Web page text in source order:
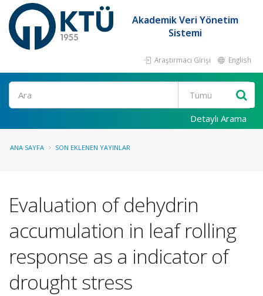
Akademik Veri Yönetim
Sistemi
Araştırmacı Girişi English
Ara
Detaylı Arama
ANA SAYFA SON EKLENEN YAYINLAR
Evaluation of dehydrin
accumulation in leaf rolling
response as a indicator of
drought stress